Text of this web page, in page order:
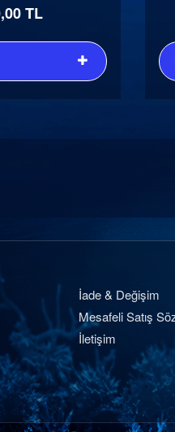
TL
İade & Değişim
Mesafeli Satış
İletişim